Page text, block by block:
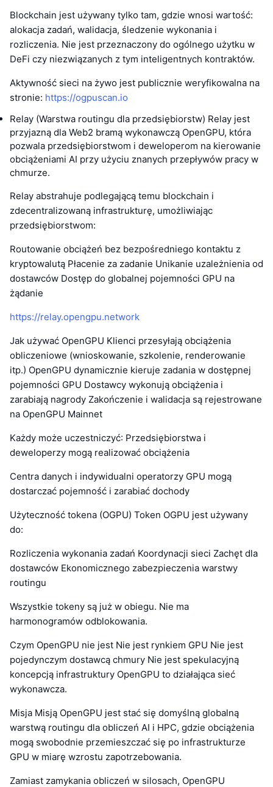
Blockchain jest używany tylko tam, gdzie wnosi wartość:
alokacja zadań, walidacja, śledzenie wykonania i
rozliczenia. Nie jest przeznaczony do ogólnego użytku w
DeFi czy niezwiązanych z tym inteligentnych kontraktów.
Aktywność sieci na żywo jest publicznie weryfikowalna na
stronie: https://ogpuscan.io
Relay (Warstwa routingu dla przedsiębiorstw) Relay jest
przyjazną dla Web2 bramą wykonawczą OpenGPU, która
pozwala przedsiębiorstwom i deweloperom na kierowanie
obciążeniami AI przy użyciu znanych przepływów pracy w
chmurze.
Relay abstrahuje podlegającą temu blockchain i
zdecentralizowaną infrastrukturę, umożliwiając
przedsiębiorstwom:
Routowanie obciążeń bez bezpośredniego kontaktu z
kryptowalutą Płacenie za zadanie Unikanie uzależnienia od
dostawców Dostęp do globalnej pojemności GPU na
żądanie
https://relay.opengpu.network
Jak używać OpenGPU Klienci przesyłają obciążenia
obliczeniowe (wnioskowanie, szkolenie, renderowanie
itp.) OpenGPU dynamicznie kieruje zadania w dostępnej
pojemności GPU Dostawcy wykonują obciążenia i
zarabiają nagrody Zakończenie i walidacja są rejestrowane
na OpenGPU Mainnet
Każdy może uczestniczyć: Przedsiębiorstwa i
deweloperzy mogą realizować obciążenia
Centra danych i indywidualni operatorzy GPU mogą
dostarczać pojemność i zarabiać dochody
Użyteczność tokena (OGPU) Token OGPU jest używany
do:
Rozliczenia wykonania zadań Koordynacji sieci Zachęt dla
dostawców Ekonomicznego zabezpieczenia warstwy
routingu
Wszystkie tokeny są już w obiegu. Nie ma
harmonogramów odblokowania.
Czym OpenGPU nie jest Nie jest rynkiem GPU Nie jest
pojedynczym dostawcą chmury Nie jest spekulacyjną
koncepcją infrastruktury OpenGPU to działająca sieć
wykonawcza.
Misja Misją OpenGPU jest stać się domyślną globalną
warstwą routingu dla obliczeń AI i HPC, gdzie obciążenia
mogą swobodnie przemieszczać się po infrastrukturze
GPU w miarę wzrostu zapotrzebowania.
Zamiast zamykania obliczeń w silosach, OpenGPU